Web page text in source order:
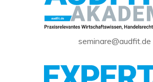
seminare@audfit.de